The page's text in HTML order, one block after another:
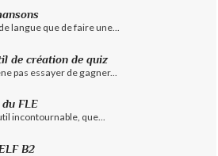
langue que de faire une...
de création de quiz
pas essayer de gagner...
FLE
incontournable, que...
B2